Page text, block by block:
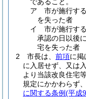
ア
市が施行す
を失った者
イ
市が施行す
承認の日以後
宅を失った者
2
市長は、 前項に掲
に入居せず、又は
より当該改良住宅
規定にかかわらず、
に関する条例(平成